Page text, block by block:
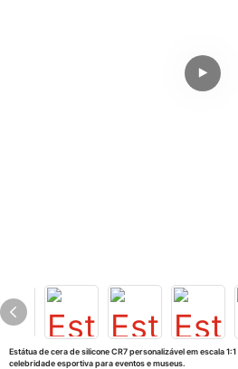
Estátua de cera de silicone CR7 personalizável em escala
celebridade esportiva para eventos e museus.